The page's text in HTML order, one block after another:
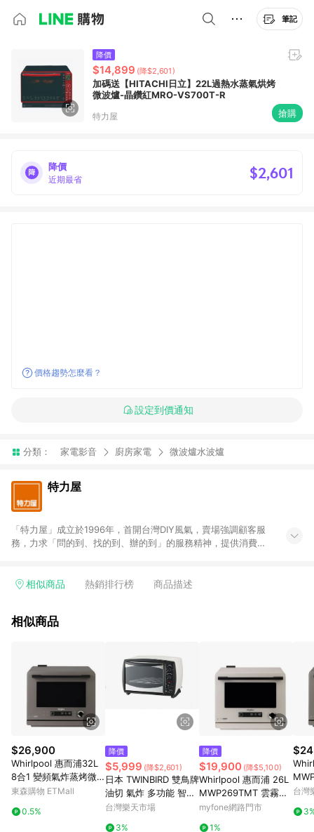
筆記
降價
$14,899 (降$2,601)
加碼送【HITACHI日立】22L過熱水蒸氣烘烤
微波爐-晶鑽紅MRO-VS700T-R
特力屋 搶購
降價
近期最省 $2,601
價格趨勢怎麼看？
設定到價通知
分類： 家電影音 廚房家電 微波爐水波爐
特力屋
「特力屋」成立於1996年，首開台灣DIY風氣，賣場強調顧客服
務，力求「問的到、找的到、辦的到」的服務精神，提供消費者
客找到居家修繕、佈置或裝潢時所需；另外，在各家分店內規劃
等各方面進行整合，提升服務質感，期望每一位來店顧客，能輕
發與靈感(Exciting experience)，同時持續提供消費者居家修繕
最佳解決方案，以創造優質居家環境為首要目標，成為消費者打
相似商品 熱銷排行榜 商品描述
相似商品
$26,900
Whirlpool 惠而浦32L
8合1 變頻氣炸蒸烤微
波爐Chef主廚機(大地
東森購物 ETMall
0.5%
降價
$5,999 (降$2,601)
日本 TWINBIRD 雙鳥牌
油切 氣炸 多功能 智慧
TS - 4119 可參考 TS-
台灣樂天市場
3%
降價
$19,900 (降$5,100)
Whirlpool 惠而浦 26L
MWP269TMT 雲霧白
變頻氣炸蒸烤微波爐 8
myfone網路門市
1%
變頻
台灣